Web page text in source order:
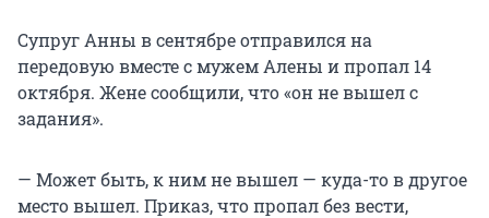
Супруг Анны в сентябре отправился на
передовую вместе с мужем Алены и пропал 14
октября. Жене сообщили, что «он не вышел с
задания».
— Может быть, к ним не вышел — куда-то в другое
место вышел. Приказ, что пропал без вести,